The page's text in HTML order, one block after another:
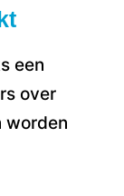
een
over
worden